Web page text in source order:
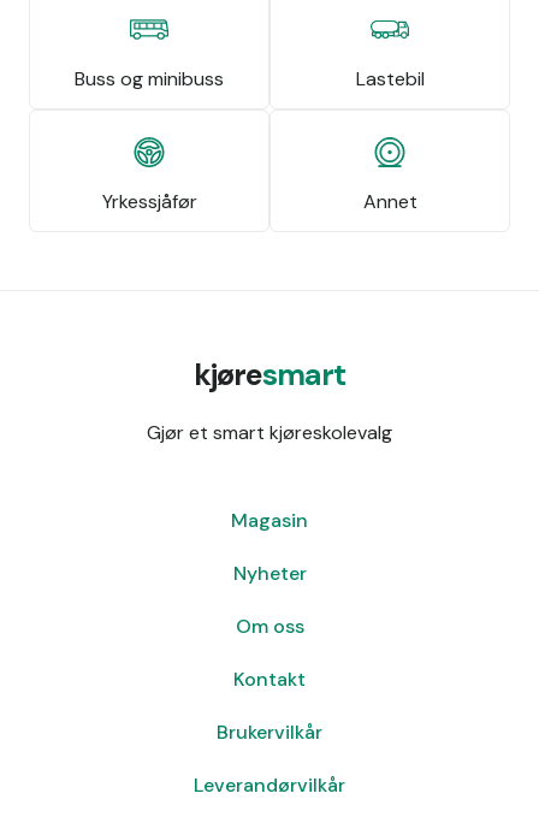
Buss og minibuss Lastebil
Yrkessjåfør Annet
kjøresmart
Gjør et smart kjøreskolevalg
Magasin
Nyheter
Om oss
Kontakt
Brukervilkår
Leverandørvilkår